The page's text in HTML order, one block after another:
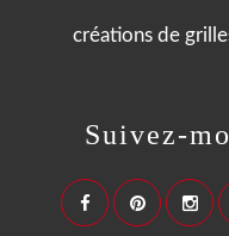
Suivez-
créations de